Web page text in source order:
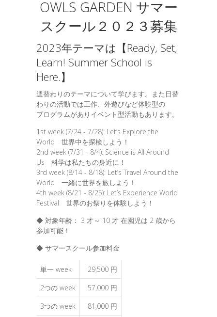
OWLS GARDEN サマー
スクール２０２３募集
2023年テーマは【Ready, Set,
Learn! Summer School is
Here.】
週替わりのテーマについて学びます。また日替
わりの活動では工作、外遊びなど体験型の
プログラムがありイベント型活動もあります。
1st week (7/24 - 7/28): Let’s Explore the
World 世界中を探検しよう！
2nd week (7/31 - 8/4): Science is All Around
Us 科学は私たちの身近に！
3rd week (8/14 - 8/18): Let’s Travel Around the
World 一緒に世界を旅しよう！
4th week (8/21 - 8/25): Let’s Experience World
Festival 世界のお祭りを体験しよう！
◆ 対象年齢： 3 才～ 10 才 在園児は 2 歳から
参加可能！
◆ サマースクール参加料金
単一 week
29,500 円
2つの week
57,000 円
3つの week
81,000 円